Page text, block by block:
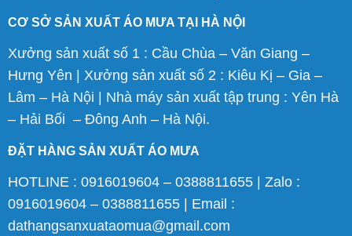
CƠ SỞ SẢN XUẤT ÁO MƯA TẠI HÀ NỘI
Xưởng sản xuất số 1 : Cầu Chùa – Văn Giang –
Hưng Yên | Xưởng sản xuất số 2 : Kiêu Kị – Gia –
Lâm – Hà Nội | Nhà máy sản xuất tập trung : Yên Hà
– Hải Bối – Đông Anh – Hà Nội.
ĐẶT HÀNG SẢN XUẤT ÁO MƯA
HOTLINE : 0916019604 – 0388811655 | Zalo :
0916019604 – 0388811655 | Email :
dathangsanxuataomua@gmail.com